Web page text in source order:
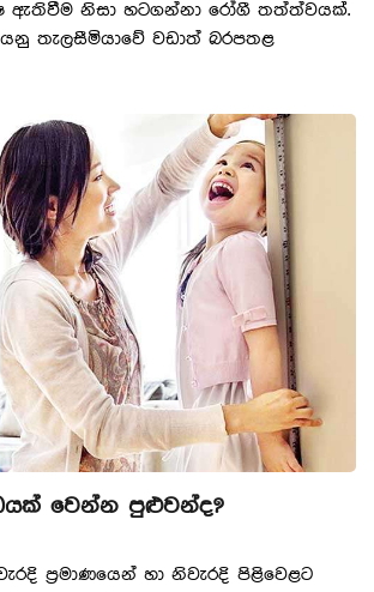
ඇතිවීම නිසා හටගන්නා රෝගී තත්ත්වයක්.
තැලසීමියාවේ වඩාත් බරපතළ
වෙන්න පුළුවන්ද?
ප්‍රමාණයෙන් හා නිවැරදි පිළිවෙළට